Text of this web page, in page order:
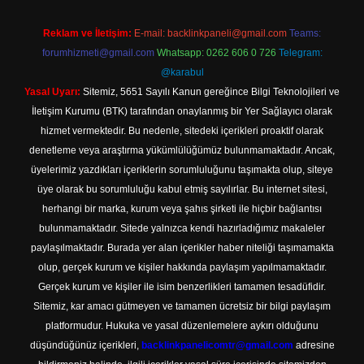
Reklam ve İletişim: E-mail: backlinkpaneli@gmail.com Teams:
forumhizmeti@gmail.com Whatsapp: 0262 606 0 726 Telegram:
@karabul
Yasal Uyarı: Sitemiz, 5651 Sayılı Kanun gereğince Bilgi Teknolojileri ve
İletişim Kurumu (BTK) tarafından onaylanmış bir Yer Sağlayıcı olarak
hizmet vermektedir. Bu nedenle, sitedeki içerikleri proaktif olarak
denetleme veya araştırma yükümlülüğümüz bulunmamaktadır. Ancak,
üyelerimiz yazdıkları içeriklerin sorumluluğunu taşımakta olup, siteye
üye olarak bu sorumluluğu kabul etmiş sayılırlar. Bu internet sitesi,
herhangi bir marka, kurum veya şahıs şirketi ile hiçbir bağlantısı
bulunmamaktadır. Sitede yalnızca kendi hazırladığımız makaleler
paylaşılmaktadır. Burada yer alan içerikler haber niteliği taşımamakta
olup, gerçek kurum ve kişiler hakkında paylaşım yapılmamaktadır.
Gerçek kurum ve kişiler ile isim benzerlikleri tamamen tesadüfidir.
Sitemiz, kar amacı gütmeyen ve tamamen ücretsiz bir bilgi paylaşım
platformudur. Hukuka ve yasal düzenlemelere aykırı olduğunu
düşündüğünüz içerikleri, backlinkpanelicomtr@gmail.com adresine